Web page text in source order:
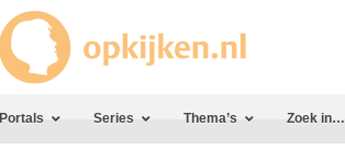
Portals Series Thema’s Zoek in…